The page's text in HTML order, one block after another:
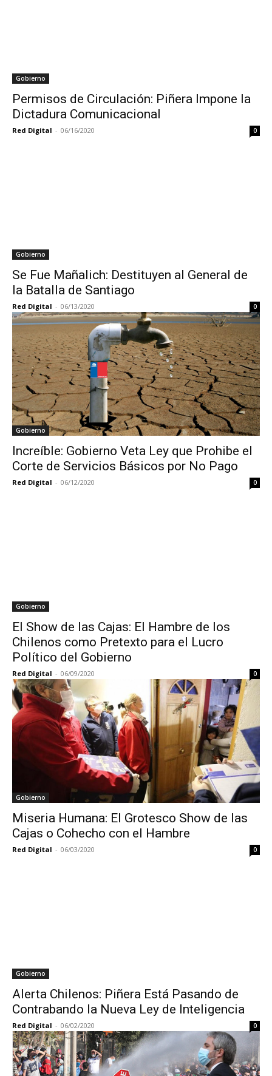
Gobierno
Permisos de Circulación: Piñera Impone la
Dictadura Comunicacional
Red Digital - 06/16/2020 0
Gobierno
Se Fue Mañalich: Destituyen al General de
la Batalla de Santiago
Red Digital - 06/13/2020 0
Gobierno
Increíble: Gobierno Veta Ley que Prohibe el
Corte de Servicios Básicos por No Pago
Red Digital - 06/12/2020 0
Gobierno
El Show de las Cajas: El Hambre de los
Chilenos como Pretexto para el Lucro
Político del Gobierno
Red Digital - 06/09/2020 0
Gobierno
Miseria Humana: El Grotesco Show de las
Cajas o Cohecho con el Hambre
Red Digital - 06/03/2020 0
Gobierno
Alerta Chilenos: Piñera Está Pasando de
Contrabando la Nueva Ley de Inteligencia
Red Digital - 06/02/2020 0